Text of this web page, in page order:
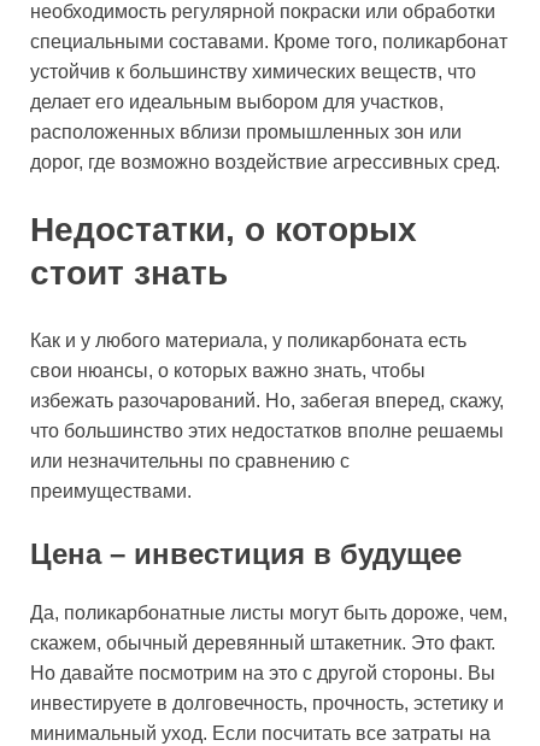
необходимость регулярной покраски или обработки
специальными составами. Кроме того, поликарбонат
устойчив к большинству химических веществ, что
делает его идеальным выбором для участков,
расположенных вблизи промышленных зон или
дорог, где возможно воздействие агрессивных сред.
Недостатки, о которых
стоит знать
Как и у любого материала, у поликарбоната есть
свои нюансы, о которых важно знать, чтобы
избежать разочарований. Но, забегая вперед, скажу,
что большинство этих недостатков вполне решаемы
или незначительны по сравнению с
преимуществами.
Цена – инвестиция в будущее
Да, поликарбонатные листы могут быть дороже, чем,
скажем, обычный деревянный штакетник. Это факт.
Но давайте посмотрим на это с другой стороны. Вы
инвестируете в долговечность, прочность, эстетику и
минимальный уход. Если посчитать все затраты на